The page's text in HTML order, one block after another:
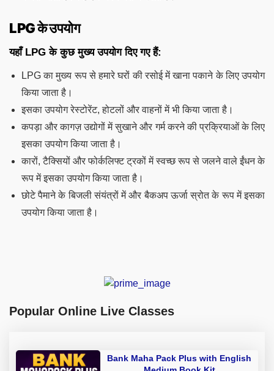
LPG के उपयोग
यहाँ LPG के कुछ मुख्य उपयोग दिए गए हैं:
LPG का मुख्य रूप से हमारे घरों की रसोई में खाना पकाने के लिए उपयोग
किया जाता है।
इसका उपयोग रेस्टोरेंट, होटलों और वाहनों में भी किया जाता है।
कपड़ा और कागज़ उद्योगों में सुखाने और गर्म करने की प्रक्रियाओं के लिए
इसका उपयोग किया जाता है।
कारों, टैक्सियों और फोर्कलिफ्ट ट्रकों में स्वच्छ रूप से जलने वाले ईंधन के
रूप में इसका उपयोग किया जाता है।
छोटे पैमाने के बिजली संयंत्रों में और बैकअप ऊर्जा स्रोत के रूप में इसका
उपयोग किया जाता है।
Popular Online Live Classes
Bank Maha Pack Plus with English